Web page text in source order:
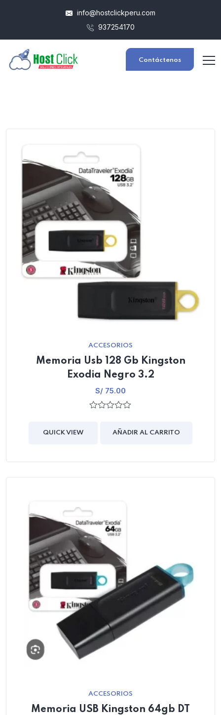
info@hostclickperu.com
937254170
Contáctenos
ACCESORIOS
Memoria Usb 128 Gb Kingston
Exodia Negro 3.2
S/ 75.00
QUICK VIEW AÑADIR AL CARRITO
ACCESORIOS
Memoria USB Kingston 64gb DT